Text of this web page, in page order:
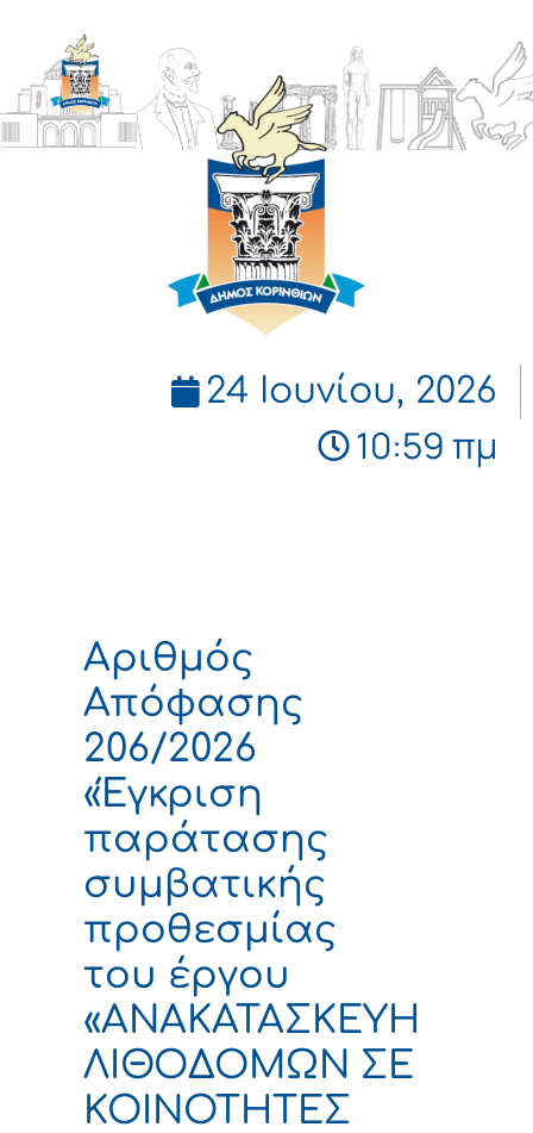
ΔΗΜΟΣ
ΚΟΡΙΝΘΙΩΝ
24 Ιουνίου, 2026
10:59 πμ
Αριθμός
Απόφασης
206/2026
«Έγκριση
παράτασης
συμβατικής
προθεσμίας
του έργου
«ΑΝΑΚΑΤΑΣΚΕΥΗ
ΛΙΘΟΔΟΜΩΝ ΣΕ
ΚΟΙΝΟΤΗΤΕΣ